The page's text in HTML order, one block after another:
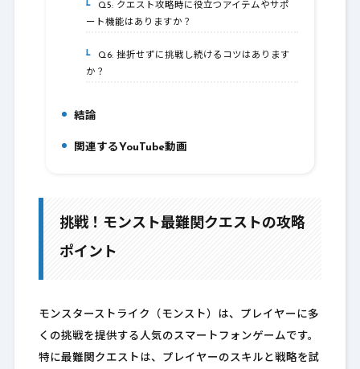
3-5.Q5: クエスト攻略時に役立つアイテムやサポ
ート機能はありますか？
3-6.Q6: 挫折せずに挑戦し続けるコツはあります
か？
4.結論
関連するYouTube動画
挑戦！モンスト最難関クエストの攻略
ポイント
モンスターストライク（モンスト）は、プレイヤーに多
くの挑戦を提供する人気のスマートフォンゲームです。
特に最難関クエストは、プレイヤーのスキルと戦略を試